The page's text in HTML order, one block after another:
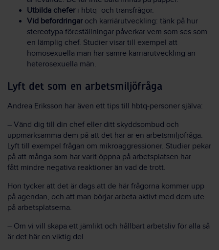
Utbilda cheferi hbtq- och transfrågor.
Vid befordringaroch karriärutveckling: tänk på hur
stereotypa föreställningar påverkar vem som ses som
en lämplig chef. Studier visar till exempel att
homosexuella män har sämre karriärutveckling än
heterosexuella män.
Lyft det som en arbetsmiljöfråga
Andrea Eriksson har även ett tips till hbtq-personer själva:
– Vänd dig till din chef eller ditt skyddsombud och
uppmärksamma dem på att det här är en arbetsmiljöfråga.
Lyft till exempel frågan om mikroaggressioner. Studier pekar
på att många som har varit öppna på arbetsplatsen har
fått mindre negativa reaktioner än vad de trott.
Hon tycker att det är dags att de här frågorna kommer upp
på agendan, och att man börjar arbeta aktivt med dem ute
på arbetsplatserna.
– Om vi vill skapa ett jämlikt och hållbart arbetsliv för alla så
är det här en viktig del.